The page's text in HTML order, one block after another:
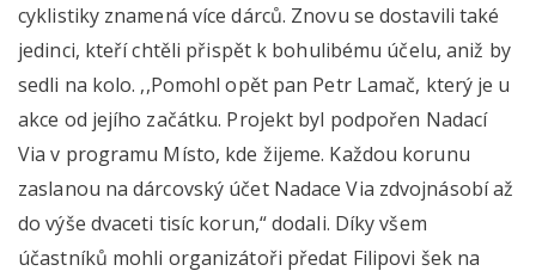
cyklistiky znamená více dárců. Znovu se dostavili také
jedinci, kteří chtěli přispět k bohulibému účelu, aniž by
sedli na kolo. ,,Pomohl opět pan Petr Lamač, který je u
akce od jejího začátku. Projekt byl podpořen Nadací
Via v programu Místo, kde žijeme. Každou korunu
zaslanou na dárcovský účet Nadace Via zdvojnásobí až
do výše dvaceti tisíc korun,“ dodali. Díky všem
účastníků mohli organizátoři předat Filipovi šek na